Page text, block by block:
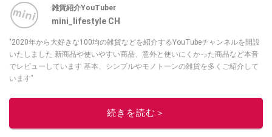
雑貨紹介YouTuber
mini_lifestyle CH
"2020年から大好きな100均の雑貨などを紹介するYouTubeチャンネルを開設
いたしました 新商品や使いやすい商品、意外と使いにくかった商品など本音
でレビューしています 基本、シンプルやモノトーンの雑貨を多くご紹介して
います"
このイチオシストの他の記事を読む
続きを読む＞